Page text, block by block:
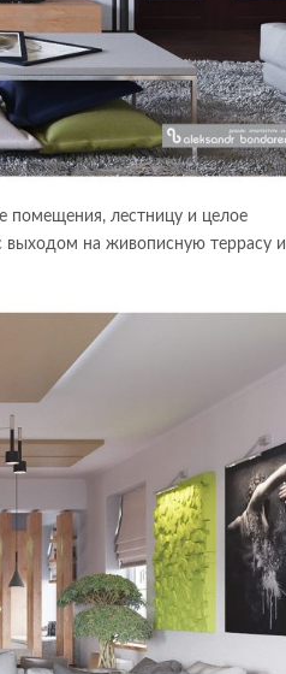
помещения, лестницу и целое
выходом на живописную террасу и